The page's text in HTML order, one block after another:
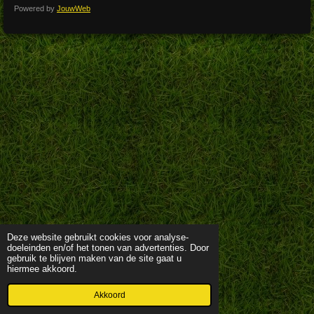
Deze website gebruikt cookies voor analyse-
doeleinden en/of het tonen van advertenties. Door
gebruik te blijven maken van de site gaat u
hiermee akkoord.
Akkoord
Powered by JouwWeb